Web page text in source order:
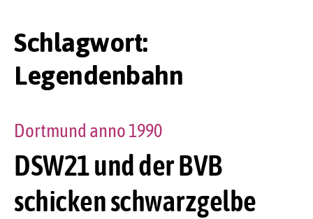
Schlagwort:
Legendenbahn
DSW21 und der BVB
schicken schwarzgelbe
Dortmund anno 1990